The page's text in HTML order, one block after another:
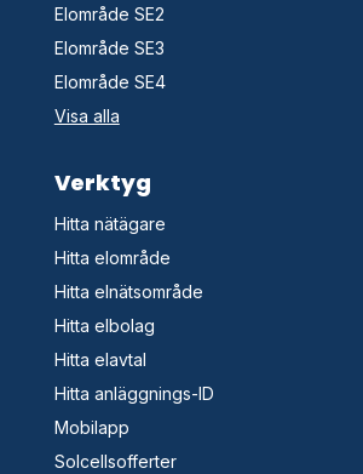
Elområde SE2
Elområde SE3
Elområde SE4
Visa alla
Verktyg
Hitta nätägare
Hitta elområde
Hitta elnätsområde
Hitta elbolag
Hitta elavtal
Hitta anläggnings-ID
Mobilapp
Solcellsofferter